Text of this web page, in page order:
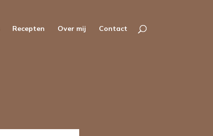
Recepten Over mij Contact